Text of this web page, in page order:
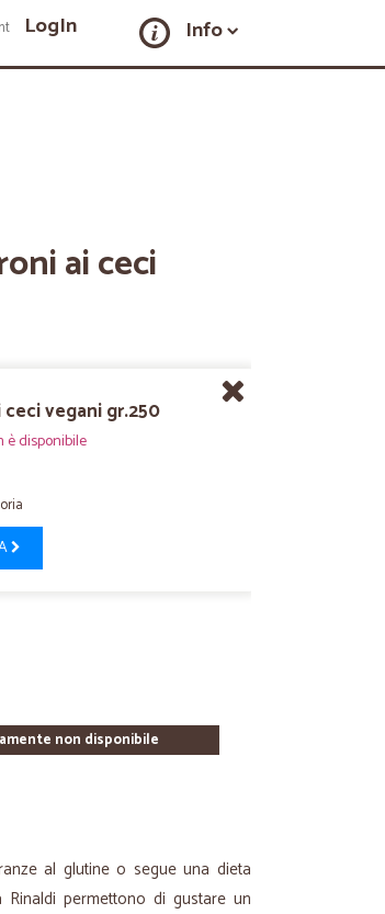
LogIn Info
ai ceci
ceci vegani gr.250
è disponibile
non disponibile
al glutine o segue una dieta
permettono di gustare un